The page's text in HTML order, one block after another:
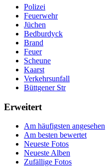
Polizei
Feuerwehr
Jüchen
Bedburdyck
Brand
Feuer
Scheune
Kaarst
Verkehrsunfall
Büttgener Str
Erweitert
Am häufigsten angesehen
Am besten bewertet
Neueste Fotos
Neueste Alben
Zufällige Fotos